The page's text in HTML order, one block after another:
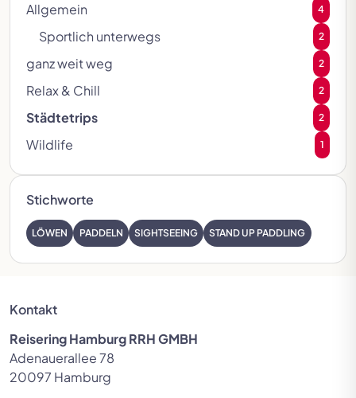
Allgemein
4
Sportlich unterwegs 2
ganz weit weg 2
Relax & Chill 2
Städtetrips 2
Wildlife 1
Stichworte
LÖWEN PADDELN SIGHTSEEING STAND UP PADDLING
Kontakt
Reisering Hamburg RRH GMBH
Adenauerallee 78
20097 Hamburg